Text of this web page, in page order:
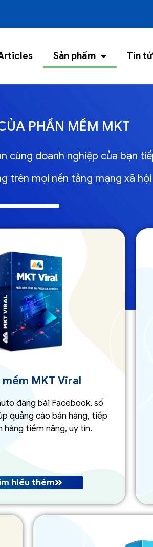
Sản phẩm Tin
PHẦN MỀM MKT
cùng doanh nghiệp của bạn
trên mọi nền tảng mạng xã hội
mềm MKT Viral
đăng bài Facebook, số
quảng cáo bán hàng, tiếp
hàng tiềm năng, uy tín.
hiểu thêm